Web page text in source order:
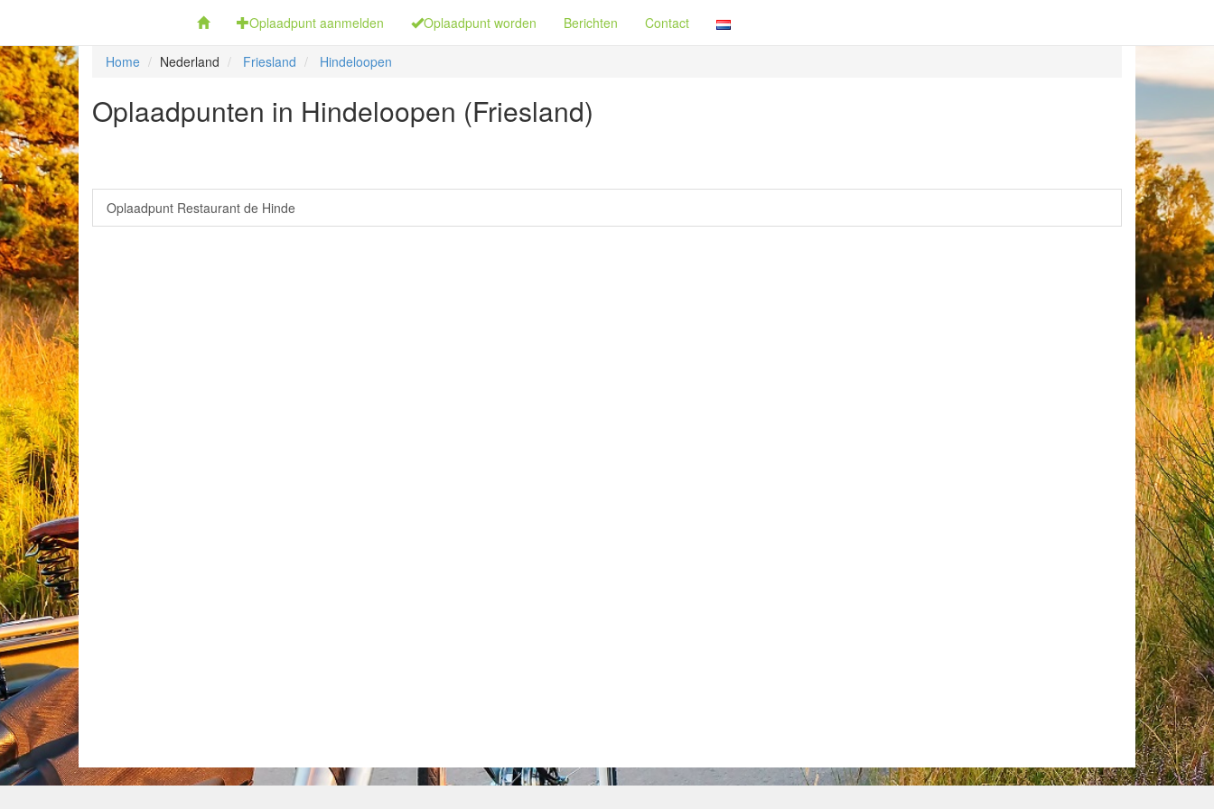
Oplaadpunt aanmelden Oplaadpunt worden Berichten Contact
Home Nederland Friesland Hindeloopen
Oplaadpunten in Hindeloopen (Friesland)
Oplaadpunt Restaurant de Hinde